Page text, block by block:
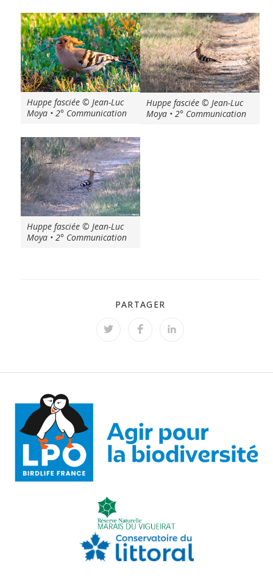
Huppe fasciée © Jean-Luc
Moya • 2° Communication
Huppe fasciée © Jean-Luc
Moya • 2° Communication
Huppe fasciée © Jean-Luc
Moya • 2° Communication
PARTAGER